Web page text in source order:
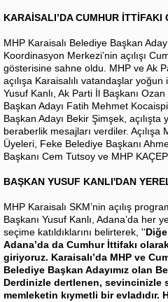
KARAİSALI’DA CUMHUR İTTİFAKI
MHP Karaisalı Belediye Başkan
Koordinasyon Merkezi’nin açılışı
gösterisine sahne oldu. MHP ve Ak
açılışa Karaisalılı vatandaşlar
Yusuf Kanlı, Ak Parti İl Başkanı
Başkan Adayı Fatih Mehmet
Başkan Adayı Bekir Şimşek,
beraberlik mesajları verdiler. Açılışa
Üyeleri, Feke Belediye Başkanı
Başkanı Cem Tutsoy ve MHP
BAŞKAN YUSUF KANLI'DAN
MHP Karaisalı SKM’nin açılış
Başkanı Yusuf Kanlı, Adana’da her
seçime katıldıklarını belirterek, ''
Adana’da da Cumhur İttifakı
giriyoruz. Karaisalı’da MHP ve
Belediye Başkan Adayımız olan
Derdinizle dertlenen, sevincinizle
memleketin kıymetli bir